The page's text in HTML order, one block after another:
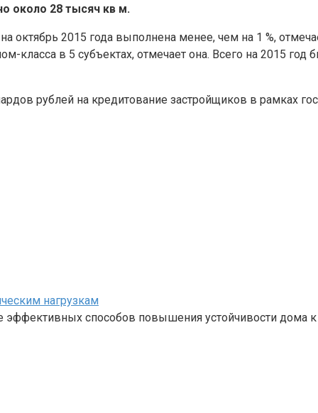
около 28 тысяч кв м.
октябрь 2015 года выполнена менее, чем на 1 %,
класса в 5 субъектах, отмечает она. Всего на 2015
рублей на кредитование застройщиков в рамках
нагрузкам
способов повышения устойчивости дома